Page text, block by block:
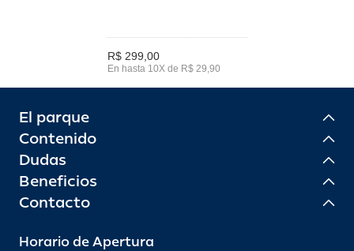
R$ 299,00
En hasta 10X de R$ 29,90
El parque
Contenido
Dudas
Beneficios
Contacto
Horario de Apertura